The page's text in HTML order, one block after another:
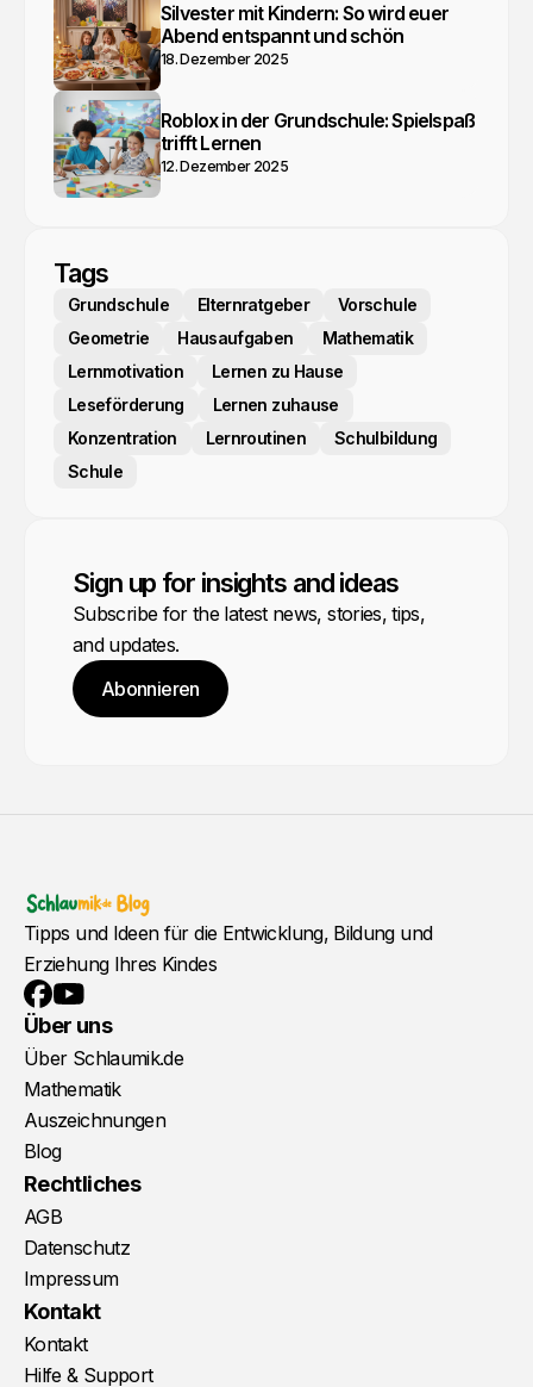
Silvester mit Kindern: So wird euer
Abend entspannt und schön
18. Dezember 2025
Roblox in der Grundschule: Spielspaß
trifft Lernen
12. Dezember 2025
Tags
Grundschule Elternratgeber
Vorschule
Geometrie
Hausaufgaben
Mathematik
Lernmotivation
Lernen zu Hause
Leseförderung
Lernen zuhause
Konzentration
Lernroutinen
Schulbildung
Schule
Sign up for insights and ideas
Subscribe for the latest news, stories, tips,
and updates.
Abonnieren
Tipps und Ideen für die Entwicklung, Bildung und
Erziehung Ihres Kindes
Facebook
YouTube
Über uns
Über Schlaumik.de
Mathematik
Auszeichnungen
Blog
Rechtliches
AGB
Datenschutz
Impressum
Kontakt
Kontakt
Hilfe & Support